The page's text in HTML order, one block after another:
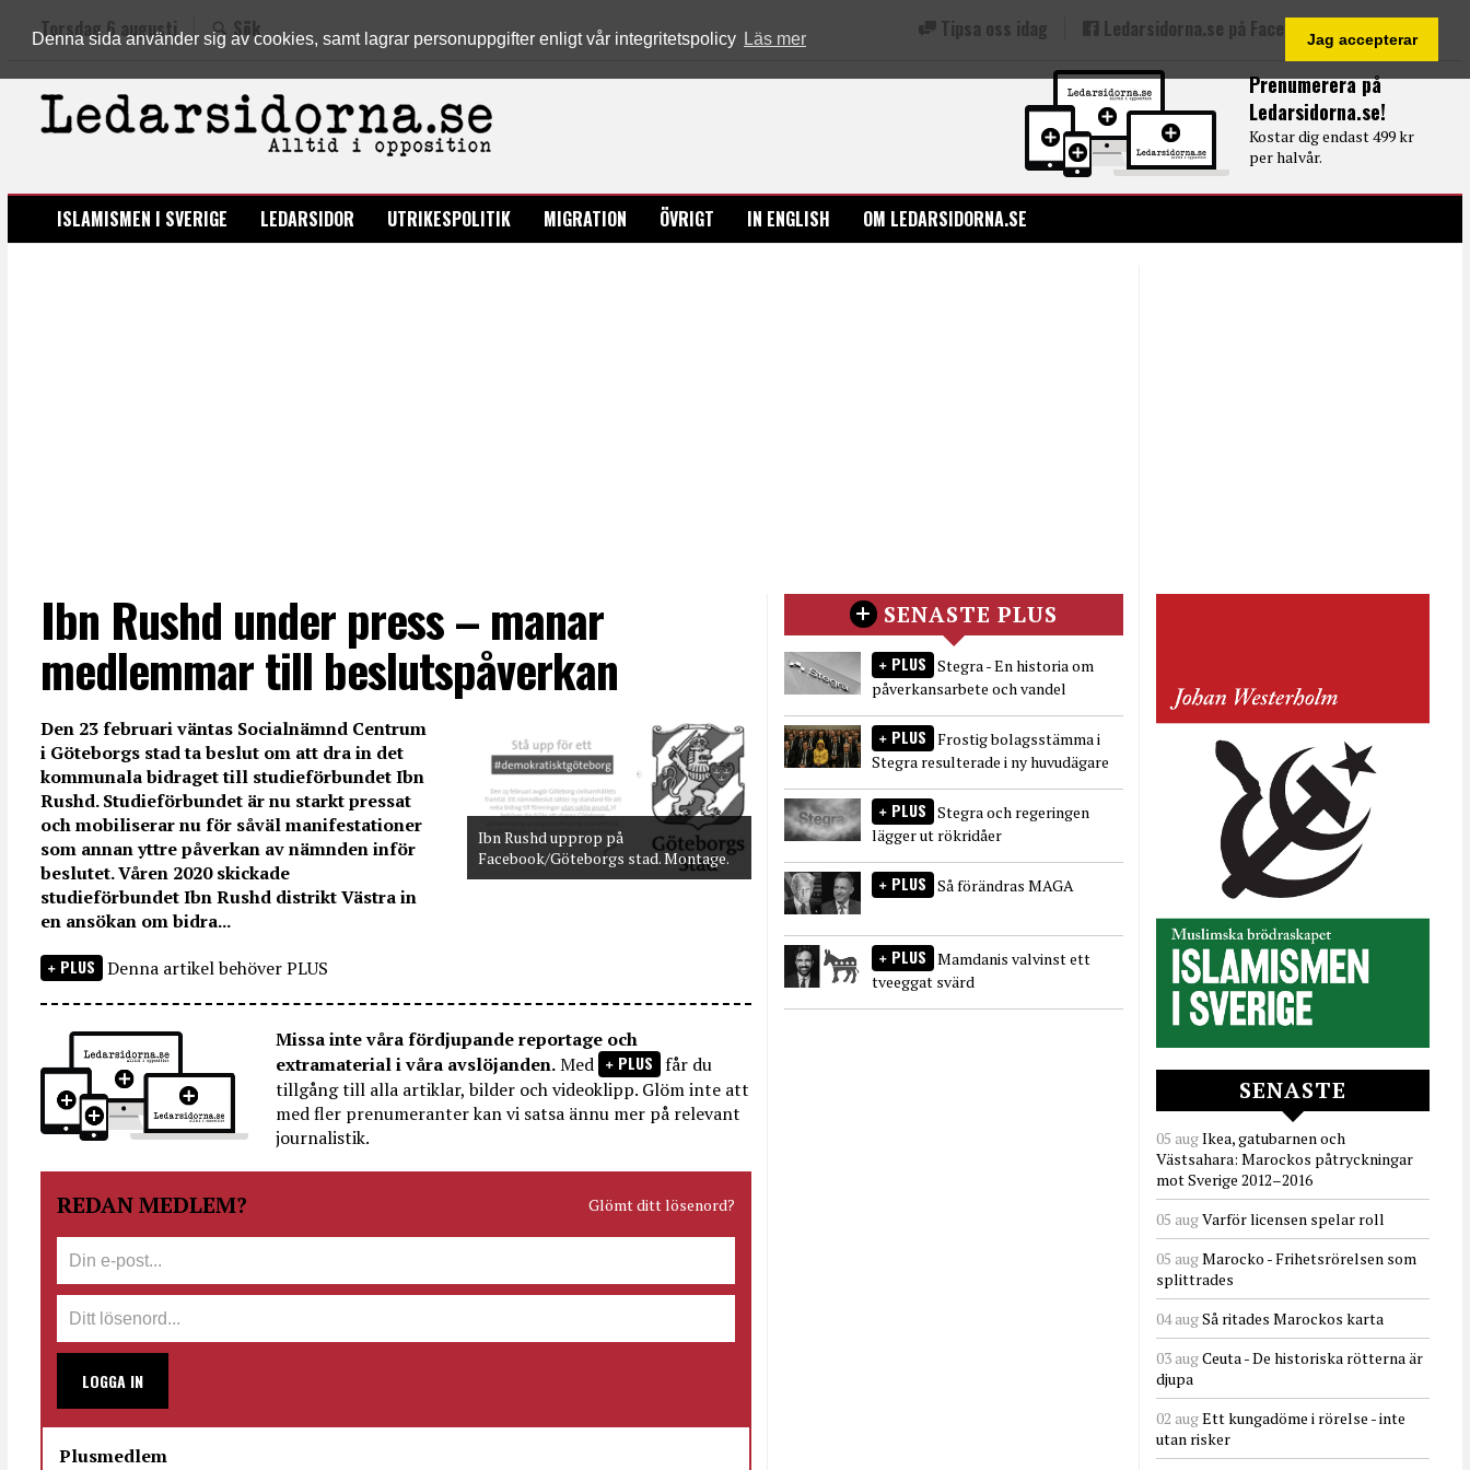
Denna sida använder sig av cookies, samt lagrar personuppgifter enligt vår integritetspolicy Läs mer Jag accepterar
Prenumerera på
Ledarsidorna.se!
Kostar dig endast 499 kr
per halvår.
Torsdag 6 augusti Sök Tipsa oss idag Ledarsidorna.se på Facebook
LEDARSIDORNA.SE
ISLAMISMEN I SVERIGE LEDARSIDOR UTRIKESPOLITIK MIGRATION ÖVRIGT IN ENGLISH OM LEDARSIDORNA.SE
Ibn Rushd under press – manar
medlemmar till beslutspåverkan
Ibn Rushd upprop på
Facebook/Göteborgs stad. Montage.
Den 23 februari väntas Socialnämnd Centrum
i Göteborgs stad ta beslut om att dra in det
kommunala bidraget till studieförbundet Ibn
Rushd. Studieförbundet är nu starkt pressat
och mobiliserar nu för såväl manifestationer
som annan yttre påverkan av nämnden inför
beslutet. Våren 2020 skickade
studieförbundet Ibn Rushd distrikt Västra in
en ansökan om bidra...
PLUS Denna artikel behöver PLUS
Missa inte våra fördjupande reportage och
extramaterial i våra avslöjanden.Med PLUS får du
tillgång till alla artiklar, bilder och videoklipp. Glöm inte att
med fler prenumeranter kan vi satsa ännu mer på relevant
journalistik.
REDAN MEDLEM? Glömt ditt lösenord?
LOGGA IN
Plusmedlem
SENASTE PLUS
PLUS Stegra - En historia om
påverkansarbete och vandel
PLUS Frostig bolagsstämma i
Stegra resulterade i ny huvudägare
PLUS Stegra och regeringen
lägger ut rökridåer
PLUS Så förändras MAGA
PLUS Mamdanis valvinst ett
tveeggat svärd
SENASTE
05 augIkea, gatubarnen och
Västsahara: Marockos påtryckningar
mot Sverige 2012–2016
05 augVarför licensen spelar roll
05 augMarocko - Frihetsrörelsen som
splittrades
04 augSå ritades Marockos karta
03 augCeuta - De historiska rötterna är
djupa
02 augEtt kungadöme i rörelse - inte
utan risker